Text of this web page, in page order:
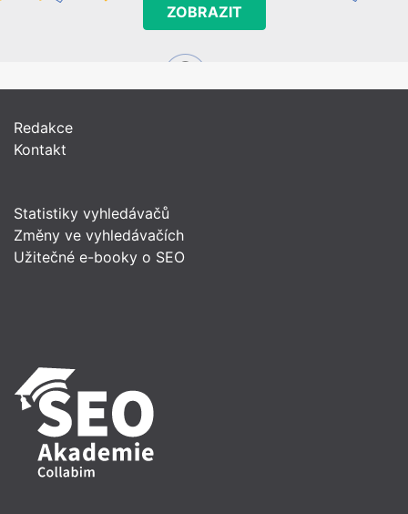
ZOBRAZIT
Redakce
Kontakt
Statistiky vyhledávačů
Změny ve vyhledávačích
Užitečné e-booky o SEO